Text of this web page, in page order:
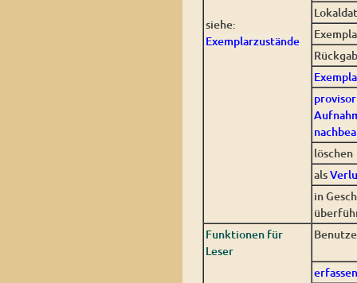
siehe:
Exemplarzustände
löschen
als
in
Funktionen für
Leser
erfassen